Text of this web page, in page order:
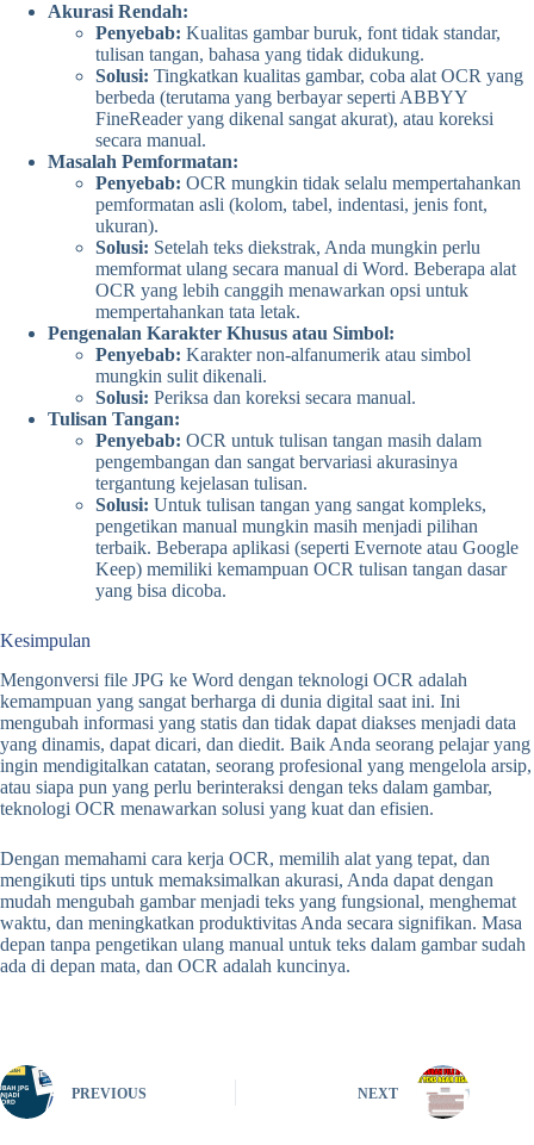
Akurasi Rendah:
Penyebab: Kualitas gambar buruk, font tidak standar,
tulisan tangan, bahasa yang tidak didukung.
Solusi: Tingkatkan kualitas gambar, coba alat OCR yang
berbeda (terutama yang berbayar seperti ABBYY
FineReader yang dikenal sangat akurat), atau koreksi
secara manual.
Masalah Pemformatan:
Penyebab: OCR mungkin tidak selalu mempertahankan
pemformatan asli (kolom, tabel, indentasi, jenis font,
ukuran).
Solusi: Setelah teks diekstrak, Anda mungkin perlu
memformat ulang secara manual di Word. Beberapa alat
OCR yang lebih canggih menawarkan opsi untuk
mempertahankan tata letak.
Pengenalan Karakter Khusus atau Simbol:
Penyebab: Karakter non-alfanumerik atau simbol
mungkin sulit dikenali.
Solusi: Periksa dan koreksi secara manual.
Tulisan Tangan:
Penyebab: OCR untuk tulisan tangan masih dalam
pengembangan dan sangat bervariasi akurasinya
tergantung kejelasan tulisan.
Solusi: Untuk tulisan tangan yang sangat kompleks,
pengetikan manual mungkin masih menjadi pilihan
terbaik. Beberapa aplikasi (seperti Evernote atau Google
Keep) memiliki kemampuan OCR tulisan tangan dasar
yang bisa dicoba.
Kesimpulan
Mengonversi file JPG ke Word dengan teknologi OCR adalah
kemampuan yang sangat berharga di dunia digital saat ini. Ini
mengubah informasi yang statis dan tidak dapat diakses menjadi data
yang dinamis, dapat dicari, dan diedit. Baik Anda seorang pelajar yang
ingin mendigitalkan catatan, seorang profesional yang mengelola arsip,
atau siapa pun yang perlu berinteraksi dengan teks dalam gambar,
teknologi OCR menawarkan solusi yang kuat dan efisien.
Dengan memahami cara kerja OCR, memilih alat yang tepat, dan
mengikuti tips untuk memaksimalkan akurasi, Anda dapat dengan
mudah mengubah gambar menjadi teks yang fungsional, menghemat
waktu, dan meningkatkan produktivitas Anda secara signifikan. Masa
depan tanpa pengetikan ulang manual untuk teks dalam gambar sudah
ada di depan mata, dan OCR adalah kuncinya.
PREVIOUS NEXT